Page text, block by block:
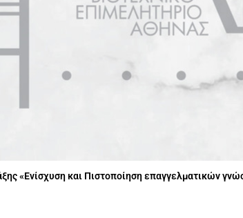
«Ενίσχυση και Πιστοποίηση επαγγελματικών